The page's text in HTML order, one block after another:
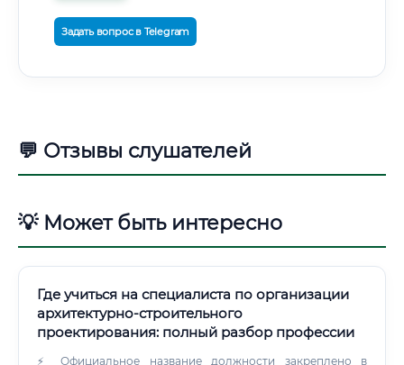
Задать вопрос в Telegram
💬 Отзывы слушателей
💡 Может быть интересно
Где учиться на специалиста по организации
архитектурно-строительного
проектирования: полный разбор профессии
⚡ Официальное название должности закреплено в